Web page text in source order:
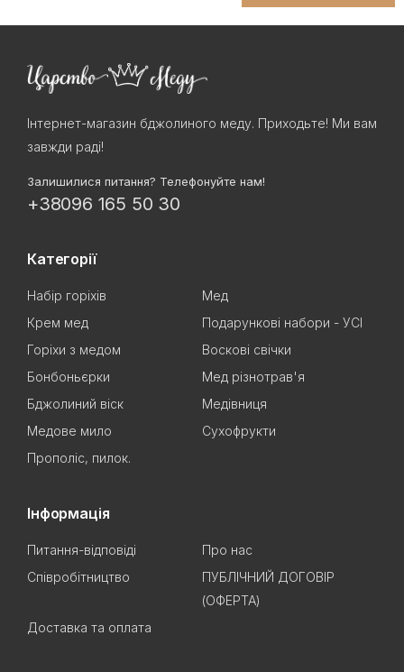
Інтернет-магазин бджолиного меду. Приходьте! Ми вам
завжди раді!
Залишилися питання? Телефонуйте нам!
+38096 165 50 30
Категорії
Набір горіхів
Мед
Крем мед
Подарункові набори - УСІ
Горіхи з медом
Воскові свічки
Бонбоньєрки
Мед різнотрав'я
Бджолиний віск
Медівниця
Медове мило
Сухофрукти
Прополіс, пилок.
Інформація
Питання-відповіді
Про нас
Співробітництво
ПУБЛІЧНИЙ ДОГОВІР
(ОФЕРТА)
Доставка та оплата